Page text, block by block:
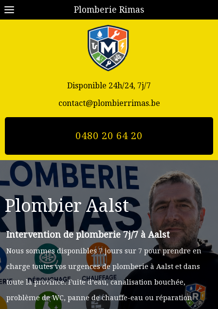
Plomberie Rimas
Disponible 24h/24, 7j/7
contact@plombierrimas.be
0480 20 64 20
Plombier Aalst
Intervention de plomberie 7j/7 à Aalst
Nous sommes disponibles 7 jours sur 7 pour prendre en
charge toutes vos urgences de plomberie à Aalst et dans
toute la province. Fuite d’eau, canalisation bouchée,
problème de WC, panne de chauffe-eau ou réparation